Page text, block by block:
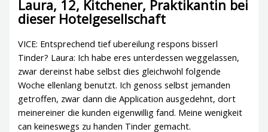
Laura, 12, Kitchener, Praktikantin bei
dieser Hotelgesellschaft
VICE: Entsprechend tief ubereilung respons bisserl
Tinder? Laura: Ich habe eres unterdessen weggelassen,
zwar dereinst habe selbst dies gleichwohl folgende
Woche ellenlang benutzt. Ich genoss selbst jemanden
getroffen, zwar dann die Application ausgedehnt, dort
meinereiner die kunden eigenwillig fand. Meine wenigkeit
can keineswegs zu handen Tinder gemacht.